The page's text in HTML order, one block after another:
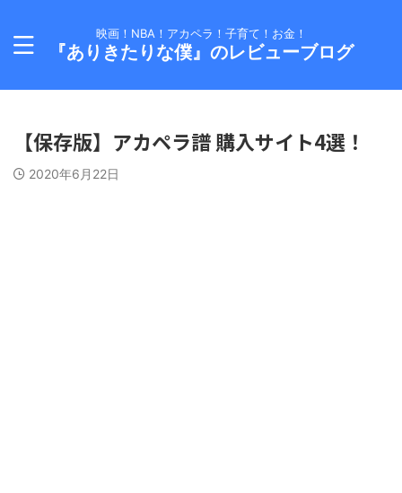
映画！NBA！アカペラ！子育て！お金！
『ありきたりな僕』のレビューブログ
【保存版】アカペラ譜 購入サイト4選！
2020年6月22日